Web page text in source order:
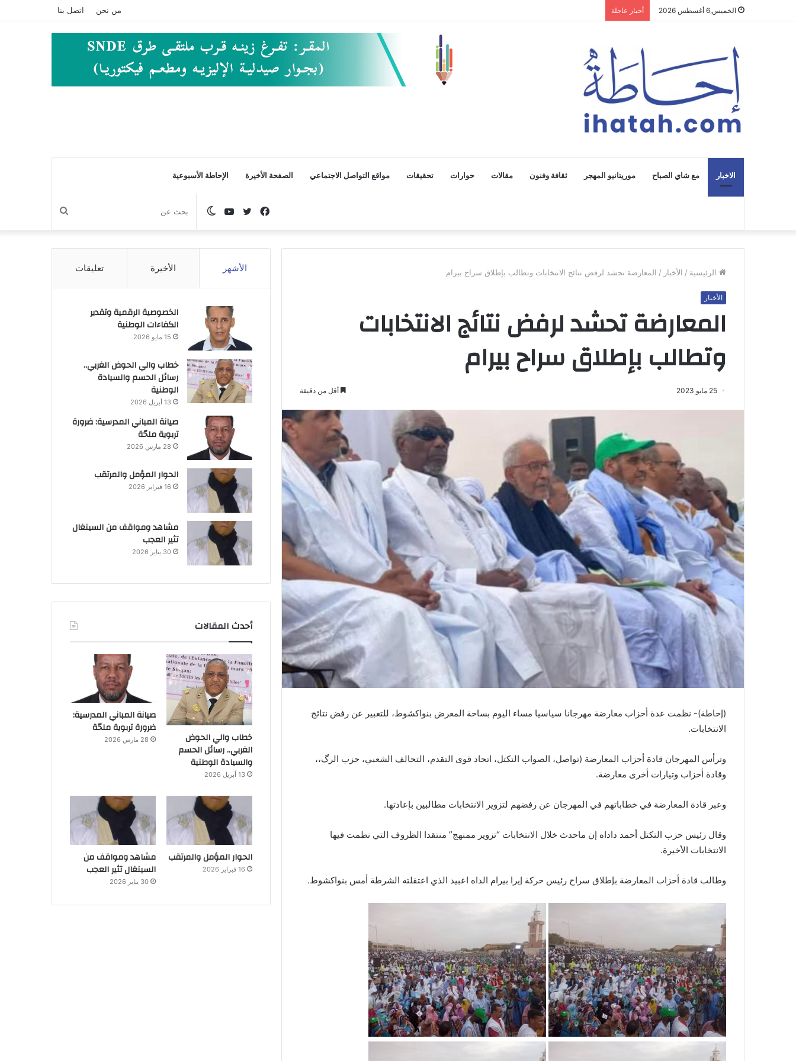
الخميس,6 أغسطس 2026 أخبار عاجلة من نحن اتصل بنا
الاخبار مع شاي الصباح موريتانيو المهجر ثقافة وفنون مقالات حوارات تحقيقات مواقع التواصل الاجتماعي الصفحة الأخيرة الإحاطة الأسبوعية
بحث
عن
الوضع
المظلم
يوتيوبتويتر
فيسبوك
الرئيسية / الأخبار / المعارضة تحشد لرفض نتائج الانتخابات وتطالب بإطلاق سراح بيرام
الأخبار
المعارضة تحشد لرفض نتائج الانتخابات
وتطالب بإطلاق سراح بيرام
25 مايو 2023 أقل من دقيقة
(إحاطة)- نظمت عدة أحزاب معارضة مهرجانا سياسيا مساء اليوم بساحة المعرض بنواكشوط، للتعبير عن رفض نتائج
الانتخابات.
وترأس المهرجان قادة أحزاب المعارضة (تواصل، الصواب التكتل، اتحاد قوى التقدم، التحالف الشعبي، حزب الرگ،،
وقادة أحزاب وتيارات أخرى معارضة.
وعبر قادة المعارضة في خطاباتهم في المهرجان عن رفضهم لتزوير الانتخابات مطالبين بإعادتها.
وقال رئيس حزب التكتل أحمد داداه إن ماحدث خلال الانتخابات “تزوير ممنهج” منتقدا الظروف التي نظمت فيها
الانتخابات الأخيرة.
وطالب قادة أحزاب المعارضة بإطلاق سراح رئيس حركة إيرا بيرام الداه اعبيد الذي اعتقلته الشرطة أمس بنواكشوط.
الأشهر الأخيرة تعليقات
الخصوصية الرقمية وتقدير
الكفاءات الوطنية
15 مايو 2026
خطاب والي الحوض الغربي..
رسائل الحسم والسيادة
الوطنية
13 أبريل 2026
صيانة المباني المدرسية: ضرورة
تربوية ملحّة
28 مارس 2026
الحوار المؤمل والمرتقب
16 فبراير 2026
مشاهد ومواقف من السينغال
تثير العجب
30 يناير 2026
أحدث المقالات
خطاب والي الحوض
الغربي.. رسائل الحسم
والسيادة الوطنية
13 أبريل 2026
صيانة المباني المدرسية:
ضرورة تربوية ملحّة
28 مارس 2026
الحوار المؤمل والمرتقب
16 فبراير 2026
مشاهد ومواقف من
السينغال تثير العجب
30 يناير 2026